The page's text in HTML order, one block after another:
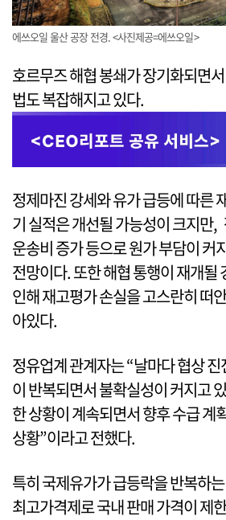
에쓰오일 울산 공장 전경. <사진제공=에쓰오일>
호르무즈 해협 봉쇄가 장기화되면
법도 복잡해지고 있다.
정제마진 강세와 유가 급등에 따른
기 실적은 개선될 가능성이 크지만
운송비 증가 등으로 원가 부담이 커
전망이다. 또한 해협 통행이 재개될
인해 재고평가 손실을 고스란히 떠
아있다.
정유업계 관계자는 “날마다 협상
이 반복되면서 불확실성이 커지고
한 상황이 계속되면서 향후 수급 계
상황”이라고 전했다.
특히 국제유가가 급등락을 반복하
최고가격제로 국내 판매 가격이 제